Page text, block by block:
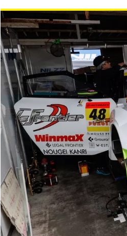
スーパーGT
WEC